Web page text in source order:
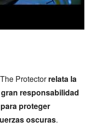
Protectorrelata la
responsabilidad
proteger
oscuras.